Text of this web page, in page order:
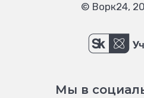
© Ворк24,
Мы в